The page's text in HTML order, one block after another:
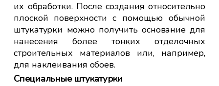
их обработки. После создания относительно
плоской поверхности с помощью обычной
штукатурки можно получить основание для
нанесения более тонких отделочных
строительных материалов или, например,
для наклеивания обоев.
Специальные штукатурки